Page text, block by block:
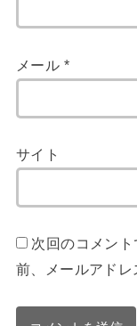
メール *
サイト
次回のコメン
前、メールアドレ